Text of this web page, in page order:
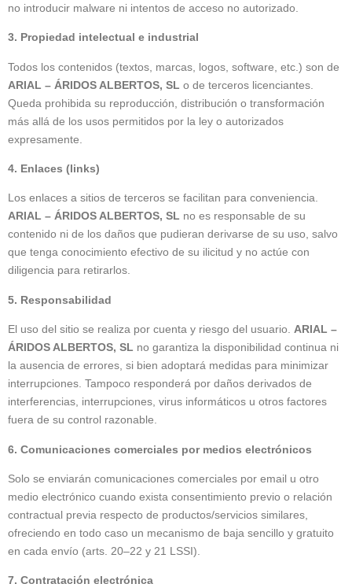
no introducir malware ni intentos de acceso no autorizado.
3. Propiedad intelectual e industrial
Todos los contenidos (textos, marcas, logos, software, etc.) son de
ARIAL – ÁRIDOS ALBERTOS, SL o de terceros licenciantes.
Queda prohibida su reproducción, distribución o transformación
más allá de los usos permitidos por la ley o autorizados
expresamente.
4. Enlaces (links)
Los enlaces a sitios de terceros se facilitan para conveniencia.
ARIAL – ÁRIDOS ALBERTOS, SL no es responsable de su
contenido ni de los daños que pudieran derivarse de su uso, salvo
que tenga conocimiento efectivo de su ilicitud y no actúe con
diligencia para retirarlos.
5. Responsabilidad
El uso del sitio se realiza por cuenta y riesgo del usuario. ARIAL –
ÁRIDOS ALBERTOS, SL no garantiza la disponibilidad continua ni
la ausencia de errores, si bien adoptará medidas para minimizar
interrupciones. Tampoco responderá por daños derivados de
interferencias, interrupciones, virus informáticos u otros factores
fuera de su control razonable.
6. Comunicaciones comerciales por medios electrónicos
Solo se enviarán comunicaciones comerciales por email u otro
medio electrónico cuando exista consentimiento previo o relación
contractual previa respecto de productos/servicios similares,
ofreciendo en todo caso un mecanismo de baja sencillo y gratuito
en cada envío (arts. 20–22 y 21 LSSI).
7. Contratación electrónica